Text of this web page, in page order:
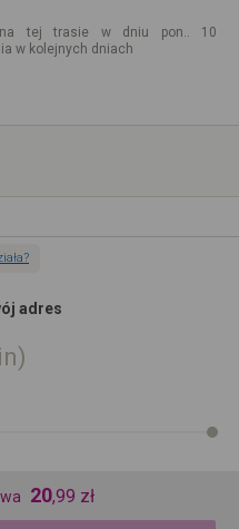
na tej trasie w dniu pon.. 10
w kolejnych dniach
adres
20,99 zł